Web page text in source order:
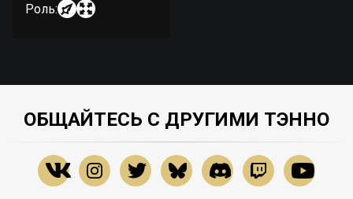
Роль:
ОБЩАЙТЕСЬ С ДРУГИМИ ТЭННО